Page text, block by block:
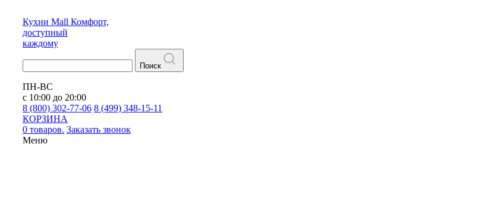
Кухни Mall Комфорт,
доступный
каждому
Поиск
ПН-ВС
с 10:00 до 20:00
8 (800) 302-77-06 8 (499) 348-15-11
КОРЗИНА
0 товаров. Заказать звонок
Меню